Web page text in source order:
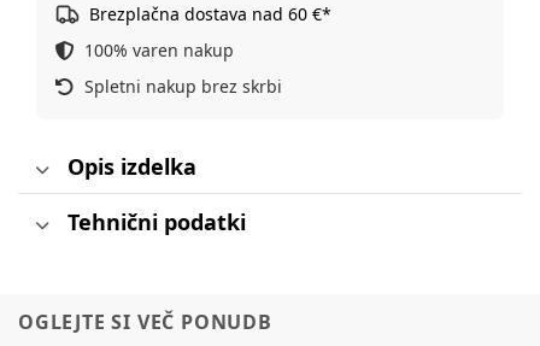
Brezplačna dostava nad 60 €*
100% varen nakup
Spletni nakup brez skrbi
Opis izdelka
Tehnični podatki
OGLEJTE SI VEČ PONUDB